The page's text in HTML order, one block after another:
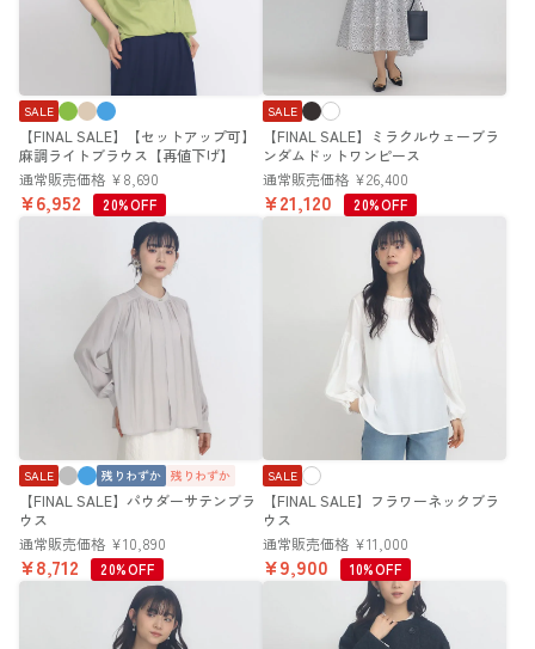
【FINAL SALE】【セットアップ可】
麻調ライトブラウス【再値下げ】
SALE
通常販売価格 ¥8,690
¥6,952 20%OFF
【FINAL SALE】ミラクルウェーブラ
ンダムドットワンピース
SALE
通常販売価格 ¥26,400
¥21,120 20%OFF
【FINAL SALE】パウダーサテンブラ
ウス
SALE 残りわずか 残りわずか
通常販売価格 ¥10,890
¥8,712 20%OFF
【FINAL SALE】フラワーネックブラ
ウス
SALE
通常販売価格 ¥11,000
¥9,900 10%OFF